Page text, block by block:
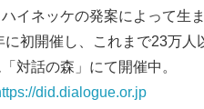
イネッケの発案によって生
に初開催し、これまで23万
対話の森」にて開催中。
did.dialogue.or.jp